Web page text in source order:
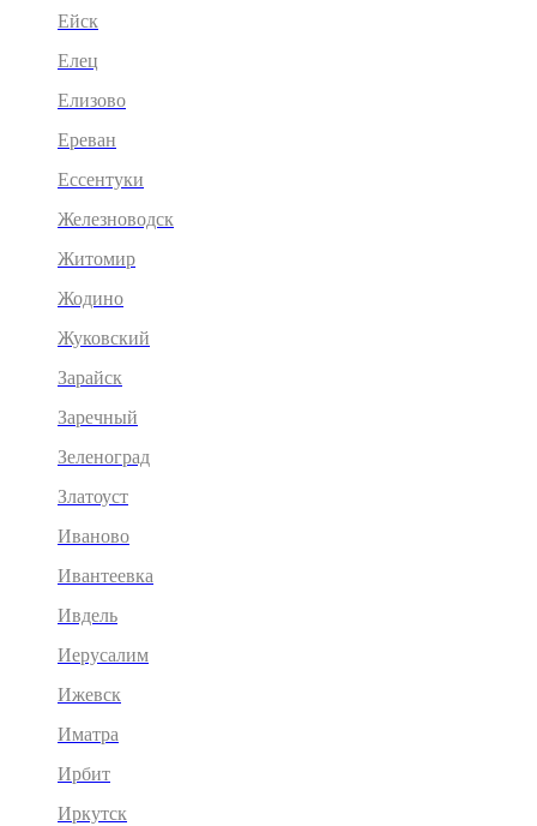
Ейск
Елец
Елизово
Ереван
Ессентуки
Железноводск
Житомир
Жодино
Жуковский
Зарайск
Заречный
Зеленоград
Златоуст
Иваново
Ивантеевка
Ивдель
Иерусалим
Ижевск
Иматра
Ирбит
Иркутск